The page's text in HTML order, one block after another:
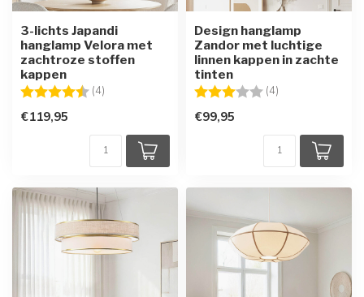
3-lichts Japandi
hanglamp Velora met
zachtroze stoffen
kappen
Beoordeling: (4)
€119,95
Design hanglamp
Zandor met luchtige
linnen kappen in zachte
tinten
Beoordeling: (4)
€99,95